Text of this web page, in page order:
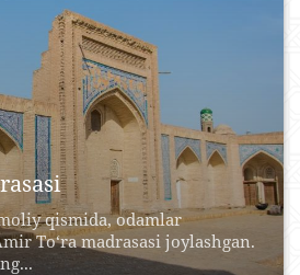
qismida, odamlar
To‘ra madrasasi joylashgan.